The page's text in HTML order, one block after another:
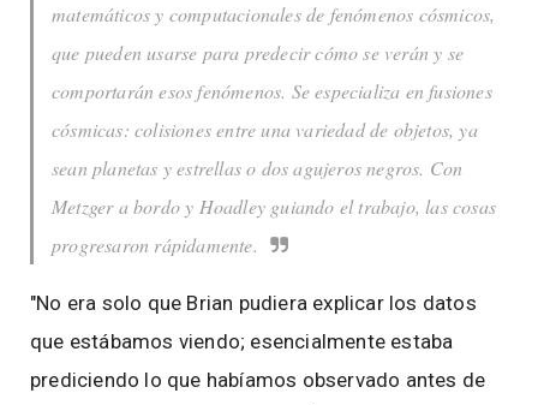
matemáticos y computacionales de fenómenos cósmicos,
que pueden usarse para predecir cómo se verán y se
comportarán esos fenómenos. Se especializa en fusiones
cósmicas: colisiones entre una variedad de objetos, ya
sean planetas y estrellas o dos agujeros negros. Con
Metzger a bordo y Hoadley guiando el trabajo, las cosas
progresaron rápidamente.
"No era solo que Brian pudiera explicar los datos
que estábamos viendo; esencialmente estaba
prediciendo lo que habíamos observado antes de